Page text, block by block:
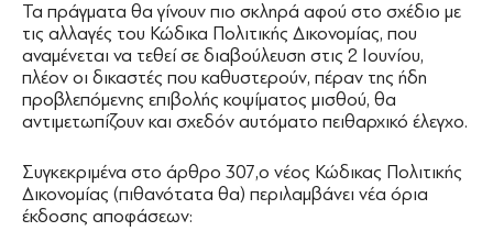
Τα πράγματα θα γίνουν πιο σκληρά αφού στο σχέδιο με
τις αλλαγές του Κώδικα Πολιτικής Δικονομίας, που
αναμένεται να τεθεί σε διαβούλευση στις 2 Ιουνίου,
πλέον οι δικαστές που καθυστερούν, πέραν της ήδη
προβλεπόμενης επιβολής κοψίματος μισθού, θα
αντιμετωπίζουν και σχεδόν αυτόματο πειθαρχικό έλεγχο.
Συγκεκριμένα στο άρθρο 307,ο νέος Κώδικας Πολιτικής
Δικονομίας (πιθανότατα θα) περιλαμβάνει νέα όρια
έκδοσης αποφάσεων: